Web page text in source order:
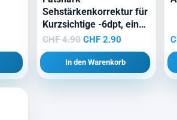
Sehstärkenkorrektur für
Kurzsichtige -6dpt, eine
Linse
CHF4.90 Ursprünglicher
Preis
war:
CHF 4.90
CHF 2.90
Preis
ist:
CHF 2.90.
In den Warenkorb